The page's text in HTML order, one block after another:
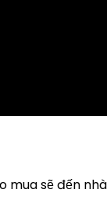
mua sẽ đến